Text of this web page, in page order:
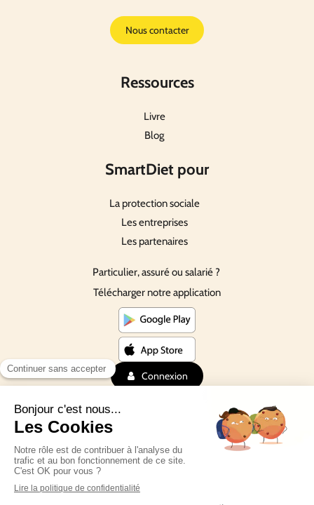
Nous contacter
Ressources
Livre
Blog
SmartDiet pour
La protection sociale
Les entreprises
Les partenaires
Particulier, assuré ou salarié ?
Télécharger notre application
Connexion
©Depuis 2016 SmartDiet